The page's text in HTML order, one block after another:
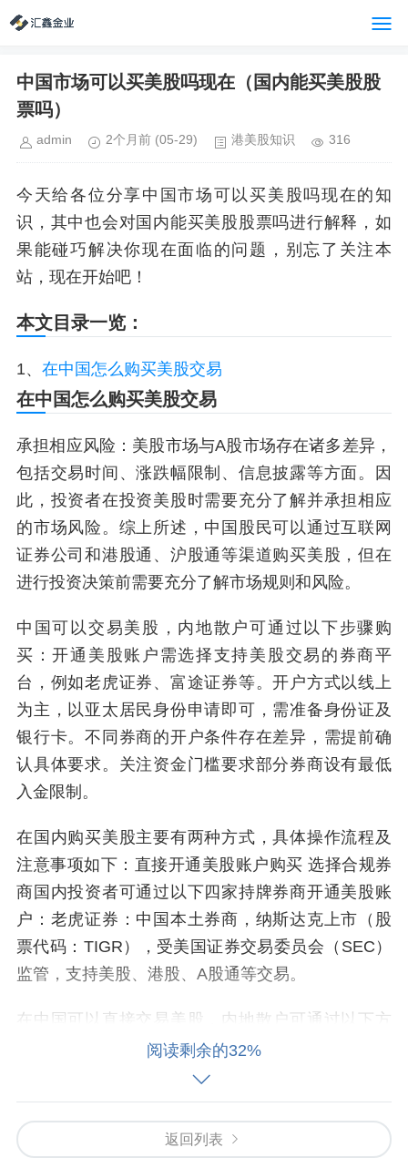
中国市场可以买美股吗现在（国内能买美股股
票吗）
admin 2个月前 (05-29) 港美股知识 316
今天给各位分享中国市场可以买美股吗现在的知
识，其中也会对国内能买美股股票吗进行解释，如
果能碰巧解决你现在面临的问题，别忘了关注本
站，现在开始吧！
本文目录一览：
1、 在中国怎么购买美股交易
在中国怎么购买美股交易
承担相应风险：美股市场与A股市场存在诸多差异，
包括交易时间、涨跌幅限制、信息披露等方面。因
此，投资者在投资美股时需要充分了解并承担相应
的市场风险。综上所述，中国股民可以通过互联网
证券公司和港股通、沪股通等渠道购买美股，但在
进行投资决策前需要充分了解市场规则和风险。
中国可以交易美股，内地散户可通过以下步骤购
买：开通美股账户需选择支持美股交易的券商平
台，例如老虎证券、富途证券等。开户方式以线上
为主，以亚太居民身份申请即可，需准备身份证及
银行卡。不同券商的开户条件存在差异，需提前确
认具体要求。关注资金门槛要求部分券商设有最低
入金限制。
在国内购买美股主要有两种方式，具体操作流程及
注意事项如下：直接开通美股账户购买 选择合规券
商国内投资者可通过以下四家持牌券商开通美股账
户：老虎证券：中国本土券商，纳斯达克上市（股
票代码：TIGR），受美国证券交易委员会（SEC）
监管，支持美股、港股、A股通等交易。
在中国可以直接交易美股，内地散户可通过以下方
式购买：开通美股账户需选择支持亚太居民开户的
券商，如老虎证券、富途证券等。
阅读剩余的32%
返回列表